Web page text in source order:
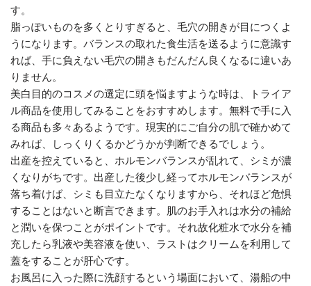
す。
脂っぽいものを多くとりすぎると、毛穴の開きが目につくよ
うになります。バランスの取れた食生活を送るように意識す
れば、手に負えない毛穴の開きもだんだん良くなるに違いあ
りません。
美白目的のコスメの選定に頭を悩ますような時は、トライア
ル商品を使用してみることをおすすめします。無料で手に入
る商品も多々あるようです。現実的にご自分の肌で確かめて
みれば、しっくりくるかどうかが判断できるでしょう。
出産を控えていると、ホルモンバランスが乱れて、シミが濃
くなりがちです。出産した後少し経ってホルモンバランスが
落ち着けば、シミも目立たなくなりますから、それほど危惧
することはないと断言できます。肌のお手入れは水分の補給
と潤いを保つことがポイントです。それ故化粧水で水分を補
充したら乳液や美容液を使い、ラストはクリームを利用して
蓋をすることが肝心です。
お風呂に入った際に洗顔するという場面において、湯船の中